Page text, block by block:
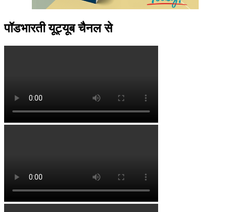
पॉडभारती यूट्यूब चैनल से